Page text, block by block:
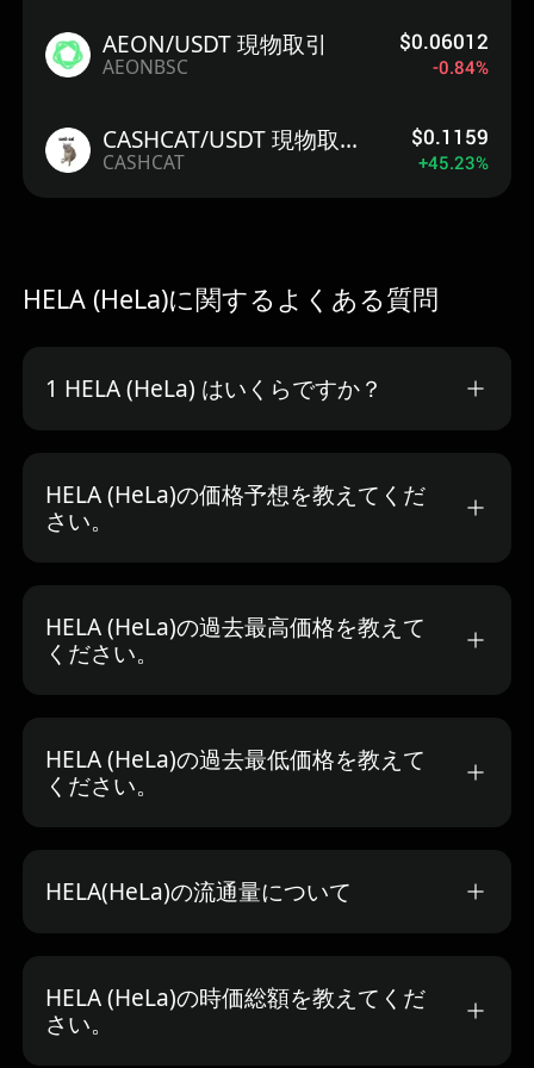
AEON/USDT 現物取引
AEONBSC
$0.06012
-0.84%
CASHCAT/USDT 現物取引
CASHCAT
$0.1159
+45.23%
HELA (HeLa)に関するよくある質問
1 HELA (HeLa) はいくらですか？
HELA (HeLa)の価格予想を教えてくだ
さい。
HELA (HeLa)の過去最高価格を教えて
ください。
HELA (HeLa)の過去最低価格を教えて
ください。
HELA(HeLa)の流通量について
HELA (HeLa)の時価総額を教えてくだ
さい。